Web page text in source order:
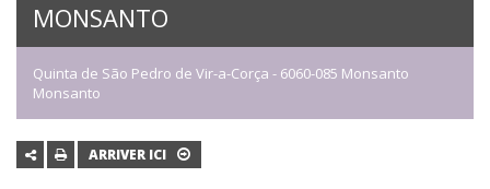
MONSANTO
Quinta de São Pedro de Vir-a-Corça - 6060-085 Monsanto
Monsanto
ARRIVER ICI